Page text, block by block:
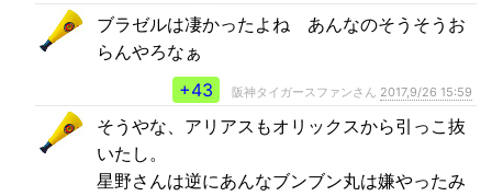
ブラゼルは凄かったよね あんなのそうそうお
らんやろなぁ
+43
阪神タイガースファンさん 2017,9/26 15:59
そうやな、アリアスもオリックスから引っこ抜
いたし。
星野さんは逆にあんなブンブン丸は嫌やったみ